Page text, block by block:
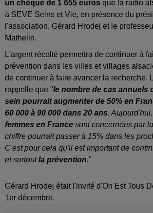
un chèque de 1 655 euros que la radio
à SEVE Seins et Vie, en présence du
l'association, Gérard Hrodej et le
Mathelin.
L'argent récolté permettra de continuer à
prévention dans les villes et villages
de continuer à faire avancer la recherche.
rappelle que "le nombre de cas annuels
sein pourrait augmenter de 50% en
60 000 à 90 000 dans 20 ans. Aujourd'hui,
femmes en France sont concernées par
chiffre pourrait passer à 15% dans les
C'est pour cela qu'il est important de
et surtoutla prévention."
Gérard Hrodej était l'invité d'On Est Tous
1er décembre.